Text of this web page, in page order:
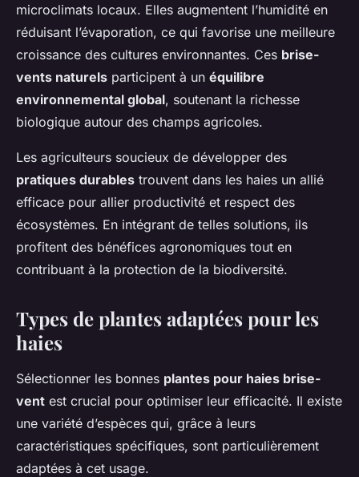
microclimats locaux. Elles augmentent l’humidité en
réduisant l’évaporation, ce qui favorise une meilleure
croissance des cultures environnantes. Ces brise-
vents naturels participent à un équilibre
environnemental global, soutenant la richesse
biologique autour des champs agricoles.
Les agriculteurs soucieux de développer des
pratiques durables trouvent dans les haies un allié
efficace pour allier productivité et respect des
écosystèmes. En intégrant de telles solutions, ils
profitent des bénéfices agronomiques tout en
contribuant à la protection de la biodiversité.
Types de plantes adaptées pour les
haies
Sélectionner les bonnes plantes pour haies brise-
vent est crucial pour optimiser leur efficacité. Il existe
une variété d’espèces qui, grâce à leurs
caractéristiques spécifiques, sont particulièrement
adaptées à cet usage.